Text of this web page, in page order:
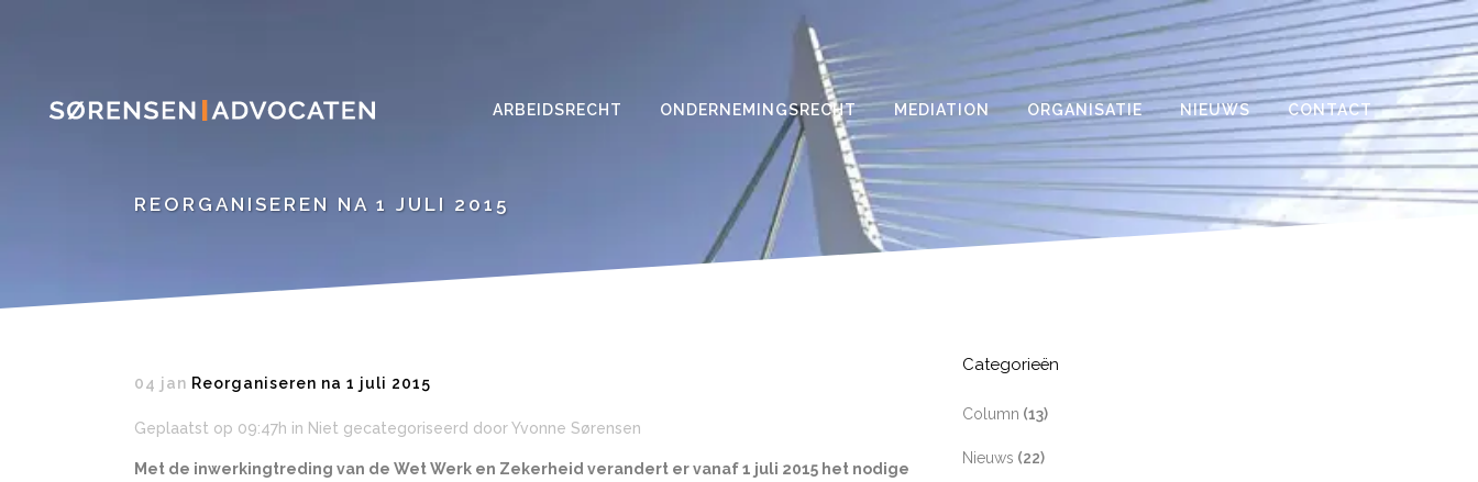
ARBEIDSRECHT ONDERNEMINGSRECHT MEDIATION ORGANISATIE NIEUWS CONTACT
REORGANISEREN NA 1 JULI 2015
04 jan Reorganiseren na 1 juli 2015
Geplaatst op 09:47h in Niet gecategoriseerd doorYvonne Sørensen
Met de inwerkingtreding van de Wet Werk en Zekerheid verandert er vanaf 1 juli 2015 het nodige
Categorieën
Column (13)
Nieuws (22)